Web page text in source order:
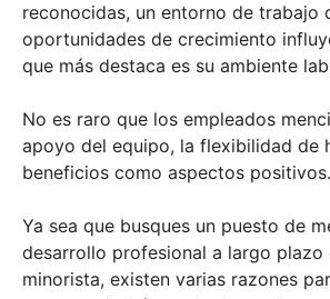
reconocidas, un entorno de trabajo
oportunidades de crecimiento
que más destaca es su ambiente
No es raro que los empleados
apoyo del equipo, la flexibilidad de
beneficios como aspectos positivos.
Ya sea que busques un puesto de
desarrollo profesional a largo plazo
minorista, existen varias razones